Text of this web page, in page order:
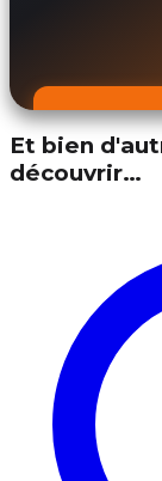
Et bien
découvrir…